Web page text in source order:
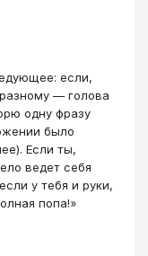
если,
― голова
одну фразу
было
Если ты,
ведет себя
у тебя и руки,
попа!»